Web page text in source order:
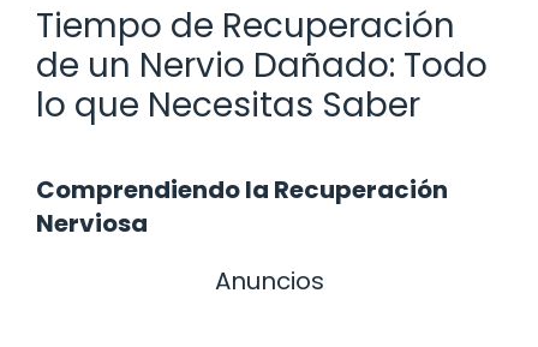
Tiempo de Recuperación
de un Nervio Dañado: Todo
lo que Necesitas Saber
Comprendiendo la Recuperación
Nerviosa
Anuncios